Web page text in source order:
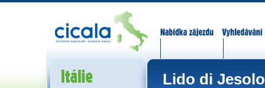
Lido di Jesolo
Itálie